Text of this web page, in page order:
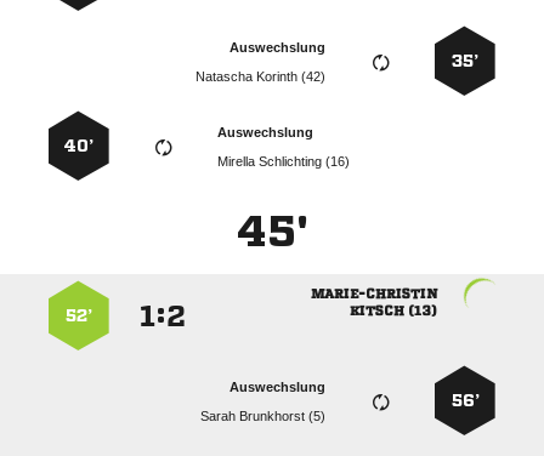
35’
Auswechslung
  
Auswechslung
  
40’
45'

 
:
52’
56’
Auswechslung
  